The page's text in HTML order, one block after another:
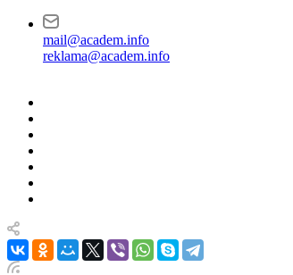
mail@academ.info
reklama@academ.info